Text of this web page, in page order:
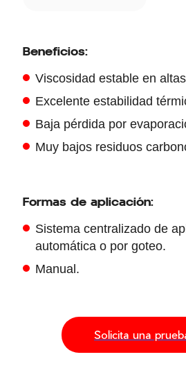
Beneficios:
Viscosidad estable en
Excelente estabilidad
Baja pérdida por
Muy bajos residuos
Formas de aplicación:
Sistema centralizado de
automática o por goteo.
Manual.
Solicita una